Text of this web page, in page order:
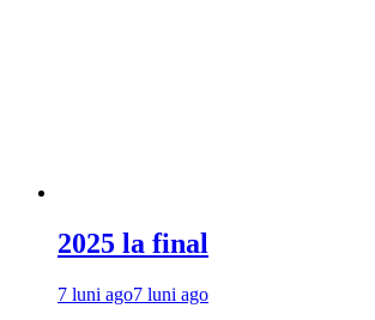
2025 la final
7 luni ago7 luni ago